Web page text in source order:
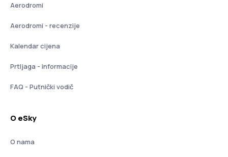
Aerodromi
Aerodromi - recenzije
Kalendar cijena
Prtljaga - informacije
FAQ - Putnički vodič
O eSky
O nama